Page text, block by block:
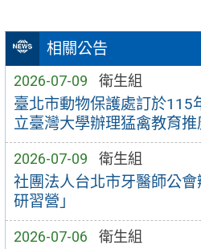
相關公告
2026-07-09 衛生組
臺北市動物保護處訂於115
立臺灣大學辦理猛禽教育推
2026-07-09 衛生組
社團法人台北市牙醫師公
研習營」
2026-07-06 衛生組